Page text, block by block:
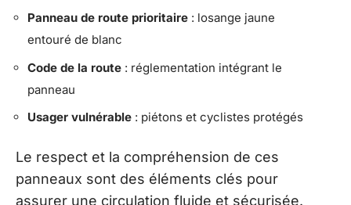
Panneau de route prioritaire : losange jaune
entouré de blanc
Code de la route : réglementation intégrant le
panneau
Usager vulnérable : piétons et cyclistes protégés
Le respect et la compréhension de ces
panneaux sont des éléments clés pour
assurer une circulation fluide et sécurisée.